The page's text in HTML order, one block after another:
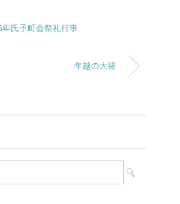
年氏子町会祭礼行事
年越の大祓